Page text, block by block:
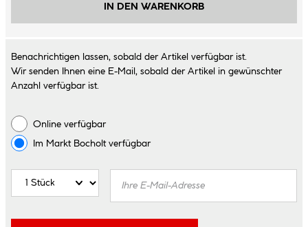
IN DEN WARENKORB
Benachrichtigen lassen, sobald der Artikel verfügbar ist.
Wir senden Ihnen eine E-Mail, sobald der Artikel in gewünschter
Anzahl verfügbar ist.
Online verfügbar
Im Markt Bocholtverfügbar